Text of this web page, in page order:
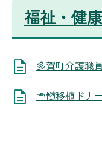
福祉・健康
多賀町介護職
骨髄移植ドナ